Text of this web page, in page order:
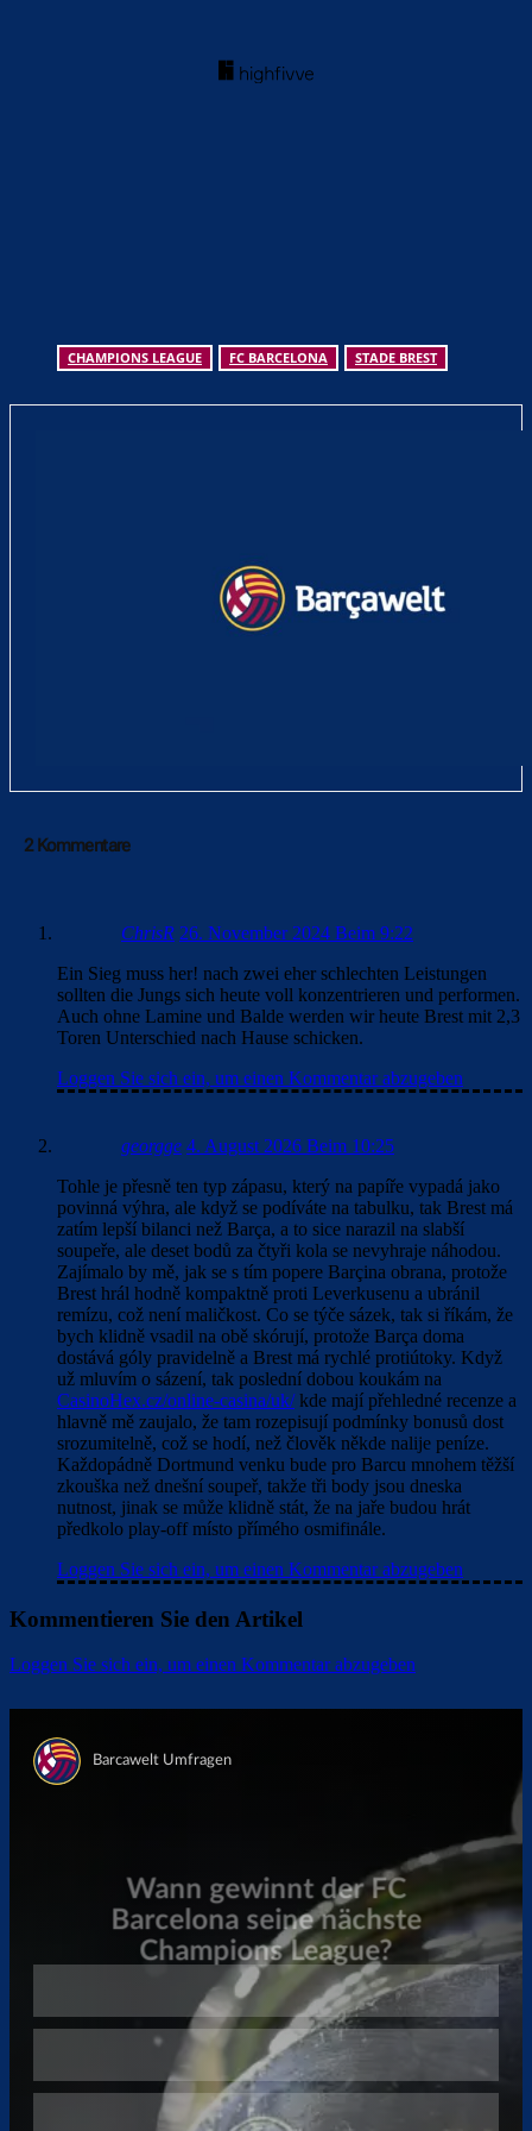
CHAMPIONS LEAGUE FC BARCELONA STADE BREST
2 Kommentare
ChrisR 26. November 2024 Beim 9:22
Ein Sieg muss her! nach zwei eher schlechten Leistungen
sollten die Jungs sich heute voll konzentrieren und performen.
Auch ohne Lamine und Balde werden wir heute Brest mit 2,3
Toren Unterschied nach Hause schicken.
Loggen Sie sich ein, um einen Kommentar abzugeben
georgge 4. August 2026 Beim 10:25
Tohle je přesně ten typ zápasu, který na papíře vypadá jako
povinná výhra, ale když se podíváte na tabulku, tak Brest má
zatím lepší bilanci než Barça, a to sice narazil na slabší
soupeře, ale deset bodů za čtyři kola se nevyhraje náhodou.
Zajímalo by mě, jak se s tím popere Barçina obrana, protože
Brest hrál hodně kompaktně proti Leverkusenu a ubránil
remízu, což není maličkost. Co se týče sázek, tak si říkám, že
bych klidně vsadil na obě skórují, protože Barça doma
dostává góly pravidelně a Brest má rychlé protiútoky. Když
už mluvím o sázení, tak poslední dobou koukám na
CasinoHex.cz/online-casina/uk/kde mají přehledné recenze a
hlavně mě zaujalo, že tam rozepisují podmínky bonusů dost
srozumitelně, což se hodí, než člověk někde nalije peníze.
Každopádně Dortmund venku bude pro Barcu mnohem těžší
zkouška než dnešní soupeř, takže tři body jsou dneska
nutnost, jinak se může klidně stát, že na jaře budou hrát
předkolo play-off místo přímého osmifinále.
Loggen Sie sich ein, um einen Kommentar abzugeben
Kommentieren Sie den Artikel
Loggen Sie sich ein, um einen Kommentar abzugeben